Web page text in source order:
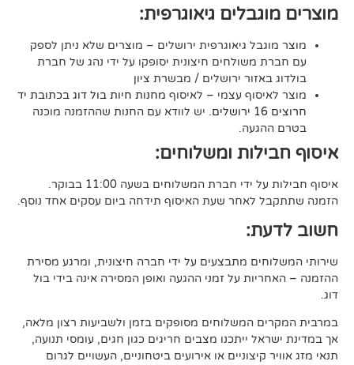
גיאוגרפית:
גיאוגרפית ירושלים – מוצרים שלא ניתן לספק
חיצונית יסופקו על ידי נהג של חברת
ירושלים / מבשרת ציון
עצמי – לאיסוףמחנות חיות בול דוג בכתובת יד
. יש לוודא עם החנות שההזמנה מוכנה
ומשלוחים:
חברת המשלוחים בשעה 11:00 בבוקר.
לאחר שעת האיסוף תידחה ביום עסקים אחד נוסף.
מתבצעים על ידי חברה חיצונית, ומרגע מסירת
על זמני ההגעה ואופן המסירה אינה בידי בול
המשלוחים מסופקים בזמן ולשביעות רצון מלאה,
ייתכנו מצבים חריגים כגון חגים, עומסי תנועה,
או אירועים ביטחוניים, העשויים לגרום